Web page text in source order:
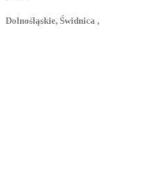
Dolnośląskie, Świdnica ,